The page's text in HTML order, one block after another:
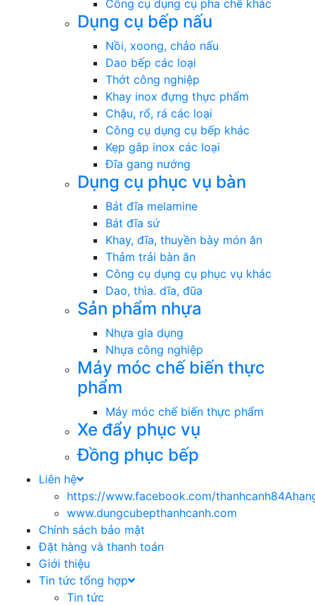
Công cụ dụng cụ pha chế khác
Dụng cụ bếp nấu
Nồi, xoong, chảo nấu
Dao bếp các loại
Thớt công nghiệp
Khay inox đựng thực phẩm
Chậu, rổ, rá các loại
Công cụ dụng cụ bếp khác
Kẹp gắp inox các loại
Đĩa gang nướng
Dụng cụ phục vụ bàn
Bát đĩa melamine
Bát đĩa sứ
Khay, đĩa, thuyền bày món ăn
Thảm trải bàn ăn
Công cụ dụng cụ phục vụ khác
Dao, thìa. dĩa, đũa
Sản phẩm nhựa
Nhựa gia dụng
Nhựa công nghiệp
Máy móc chế biến thực
phẩm
Máy móc chế biến thực phẩm
Xe đẩy phục vụ
Đồng phục bếp
Liên hệ
https://www.facebook.com/
www.dungcubepthanhcanh.com
Chính sách bảo mật
Đặt hàng và thanh toán
Giới thiệu
Tin tức tổng hợp
Tin tức